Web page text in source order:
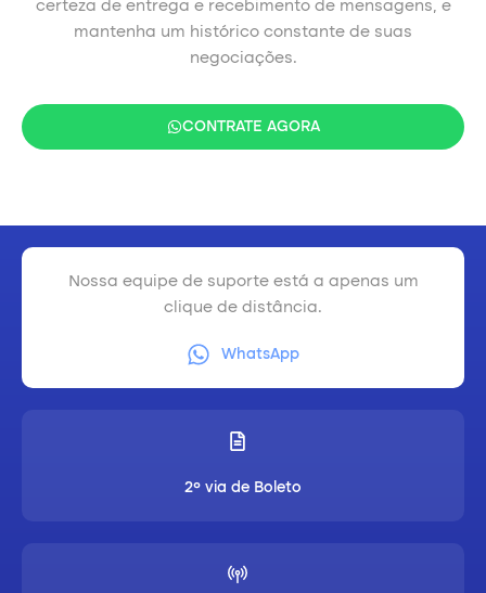
certeza de entrega e recebimento de mensagens, e
mantenha um histórico constante de suas
negociações.
CONTRATE AGORA
Nossa equipe de suporte está a apenas um
clique de distância.
WhatsApp
2º via de Boleto